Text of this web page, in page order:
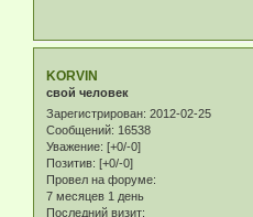
KORVIN
свой человек
Зарегистрирован: 2012-02-25
Сообщений: 16538
Уважение: [+0/-0]
Позитив: [+0/-0]
Провел на форуме:
7 месяцев 1 день
Последний визит: